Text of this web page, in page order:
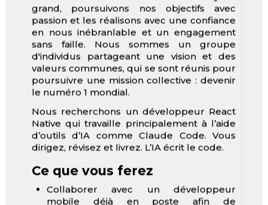
grand, poursuivons nos objectifs avec
passion et les réalisons avec une confiance
en nous inébranlable et un engagement
sans faille. Nous sommes un groupe
d'individus partageant une vision et des
valeurs communes, qui se sont réunis pour
poursuivre une mission collective : devenir
le numéro 1 mondial.
Nous recherchons un développeur React
Native qui travaille principalement à l’aide
d’outils d’IA comme Claude Code. Vous
dirigez, révisez et livrez. L’IA écrit le code.
Ce que vous ferez
Collaborer avec un développeur